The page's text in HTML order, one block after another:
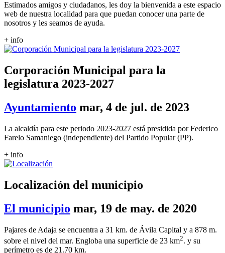
Estimados amigos y ciudadanos, les doy la bienvenida a este espacio
web de nuestra localidad para que puedan conocer una parte de
nosotros y les seamos de ayuda.
+ info
Corporación Municipal para la
legislatura 2023-2027
Ayuntamiento mar, 4 de jul. de 2023
La alcaldía para este periodo 2023-2027 está presidida por Federico
Farelo Samaniego (independiente) del Partido Popular (PP).
+ info
Localización del municipio
El municipio mar, 19 de may. de 2020
Pajares de Adaja se encuentra a 31 km. de Ávila Capital y a 878 m.
sobre el nivel del mar. Engloba una superficie de 23 km2. y su
perímetro es de 21.70 km.